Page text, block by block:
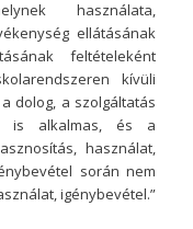
használata,
ellátásának
feltételeként
kívüli
dolog, a szolgáltatás
is alkalmas, és a
használat,
során nem
igénybevétel.”